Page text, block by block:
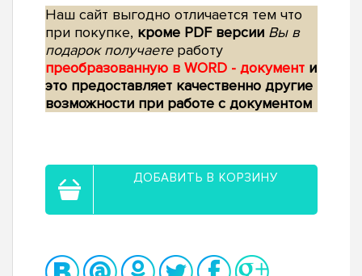
Наш сайт выгодно отличается тем что
при покупке, кроме PDF версии Вы в
подарок получаетеработу
преобразованную в WORD - документ и
это предоставляет качественно другие
возможности при работе с документом
ДОБАВИТЬ В КОРЗИНУ